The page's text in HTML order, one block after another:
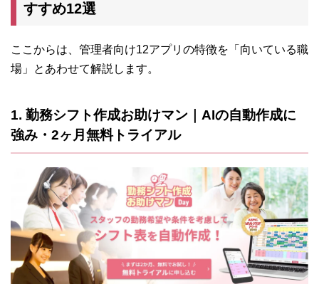
すすめ12選
ここからは、管理者向け12アプリの特徴を「向いている職
場」とあわせて解説します。
1. 勤務シフト作成お助けマン｜AIの自動作成に
強み・2ヶ月無料トライアル